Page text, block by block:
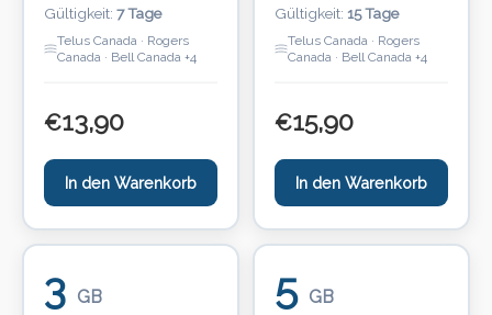
Gültigkeit: 7 Tage
Telus Canada · Rogers
Canada · Bell Canada +4
€13,90
In den Warenkorb
Gültigkeit: 15 Tage
Telus Canada · Rogers
Canada · Bell Canada +4
€15,90
In den Warenkorb
3 GB 5 GB